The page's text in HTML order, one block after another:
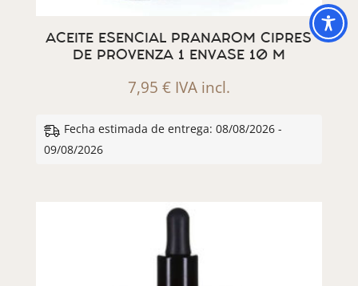
ACEITE ESENCIAL PRANAROM CIPRES
DE PROVENZA 1 ENVASE 10 M
7,95 € IVA incl.
Fecha estimada de entrega: 08/08/2026 -
09/08/2026